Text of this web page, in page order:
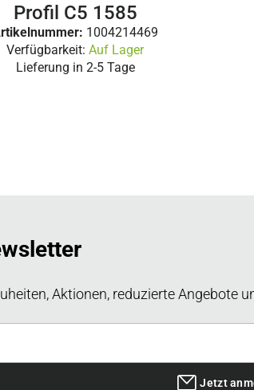
Profil C5 1585
1004214469
Verfügbarkeit: Auf Lager
Lieferung in 2-5 Tage
Aktionen, reduzierte Angebote
Jetzt